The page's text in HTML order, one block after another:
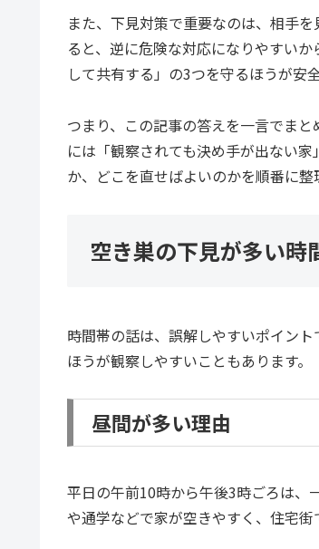
また、下見対策で重要なのは、相手
ると、逆に危険な対応になりやすい
して共有する」の3つを守るほうが安全
つまり、この記事の答えを一言でま
には「観察されても決め手が出ない
か、どこを直せばよいのかを順番に整
空き巣の下見が多い時
時間帯の話は、誤解しやすいポイン
ほうが観察しやすいこともあります。
昼間が多い理由
平日の午前10時から午後3時ごろは、
や通学などで家が空きやすく、住宅街